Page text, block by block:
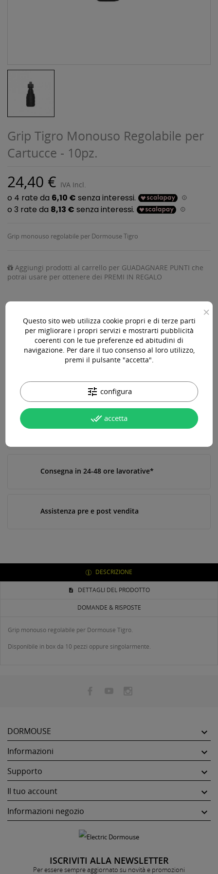
Grip Tigro Monouso Regolabile per
Cartucce - 10pz.
24,40 € IVA Incl.
Grip monouso regolabile per Dormouse Tigro
Aggiungi prodotti al carrello per GUADAGNARE PUNTI che
potrai usare per ottenere dei PREMI IN REGALO
AGGIUNGI AL CARRELLO 
Disponibile
spedizione gratuita!
Paga online, alla consegna o in comode rate
Consegna in 24-48 ore lavorative*
Assistenza pre e post vendita
DESCRIZIONE
DETTAGLI DEL PRODOTTO
DOMANDE & RISPOSTE
Grip monouso regolabile per Dormouse Tigro.
Disponibile in box da 10 pezzi oppure singolarmente.
DORMOUSE 
Informazioni 
Supporto 
Il tuo account 
Informazioni negozio 
ISCRIVITI ALLA NEWSLETTER
Per essere sempre aggiornato su novità e promozioni
×
Questo sito web utilizza cookie propri e di terze parti
per migliorare i propri servizi e mostrarti pubblicità
coerenti con le tue preferenze ed abitudini di
navigazione. Per dare il tuo consenso al loro utilizzo,
premi il pulsante "accetta".
tune configura
done_all accetta